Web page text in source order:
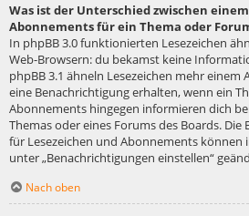
Was ist der Unterschied zwischen
Abonnements für ein Thema oder
In phpBB 3.0 funktionierten Lesezeichen
Web-Browsern: du bekamst keine
phpBB 3.1 ähneln Lesezeichen mehr
eine Benachrichtigung erhalten, wenn ein
Abonnements hingegen informieren dich
Themas oder eines Forums des Boards.
für Lesezeichen und Abonnements können
unter „Benachrichtigungen einstellen“
Nach oben